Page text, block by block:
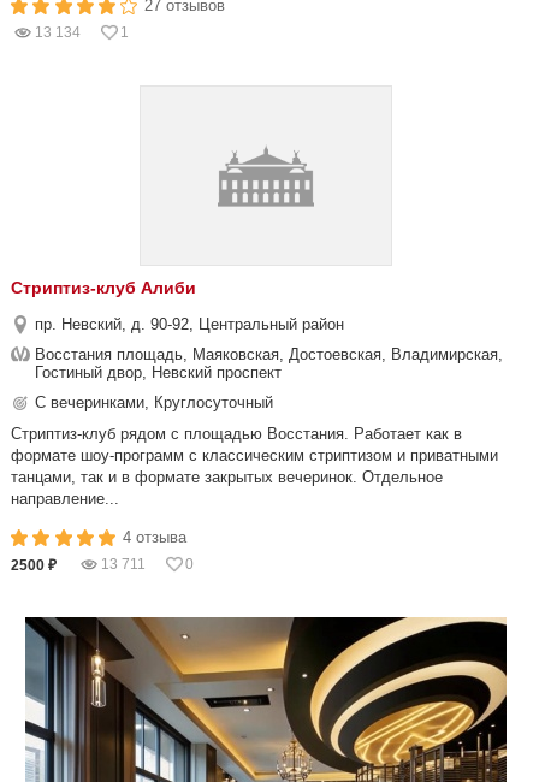
27 отзывов
13 134 1
Стриптиз-клуб Алиби
пр. Невский, д. 90-92, Центральный район
Восстания площадь, Маяковская, Достоевская, Владимирская,
Гостиный двор, Невский проспект
С вечеринками, Круглосуточный
Стриптиз-клуб рядом с площадью Восстания. Работает как в
формате шоу-программ с классическим стриптизом и приватными
танцами, так и в формате закрытых вечеринок. Отдельное
направление...
4 отзыва
2500 ₽ 13 711 0